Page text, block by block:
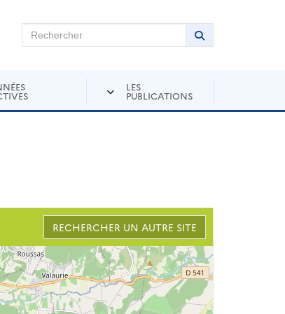
sur Andra Inventaire Rechercher
Lancer la
LES
PUBLICATIONS
RECHERCHER UN AUTRE SITE